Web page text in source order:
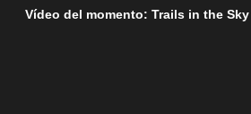
Vídeo del momento: Trails in the